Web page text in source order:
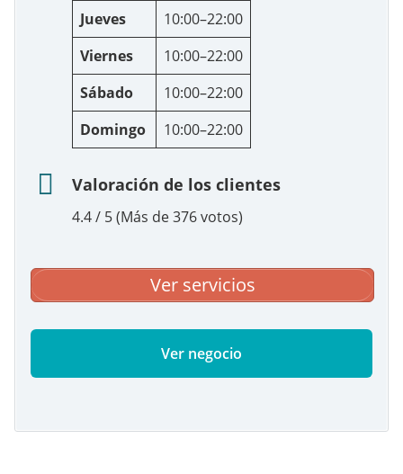
Jueves
10:00–22:00
Viernes
10:00–22:00
Sábado
10:00–22:00
Domingo
10:00–22:00
Valoración de los clientes
4.4 / 5 (Más de 376 votos)
Ver servicios
Ver negocio